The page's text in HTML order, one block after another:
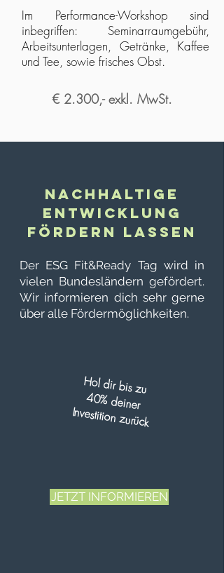
Im Performance-Workshop sind
inbegriffen: Seminarraumgebühr,
Arbeitsunterlagen, Getränke, Kaffee
und Tee, sowie frisches Obst.
€ 2.300,- exkl. MwSt.
NACHHALTIGE
ENTWICKLUNG
FÖRDERN LASSEN
Der ESG Fit&Ready Tag wird in
vielen Bundesländern gefördert.
Wir informieren dich sehr gerne
über alle Fördermöglichkeiten.
Hol dir bis zu
40% deiner
Investition zurück
JETZT INFORMIEREN